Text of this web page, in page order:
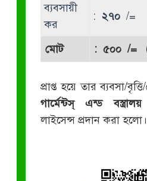
ব্যবসায়ী
কর
: ২৭০/=
মোট : ৫০০/= (
প্রাপ্ত হয়ে তার ব্যবসা/
গার্মেন্টস্ এন্ড বস্ত্রালয়
লাইসেন্স প্রদান করা হলো।